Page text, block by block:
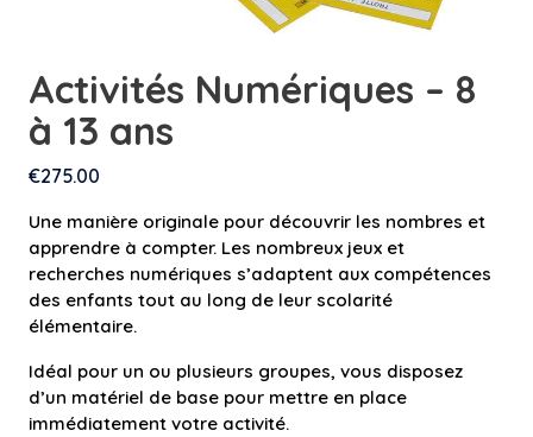
Activités Numériques – 8
à 13 ans
€275.00
Une manière originale pour découvrir les nombres et
apprendre à compter. Les nombreux jeux et
recherches numériques s’adaptent aux compétences
des enfants tout au long de leur scolarité
élémentaire.
Idéal pour un ou plusieurs groupes, vous disposez
d’un matériel de base pour mettre en place
immédiatement votre activité.